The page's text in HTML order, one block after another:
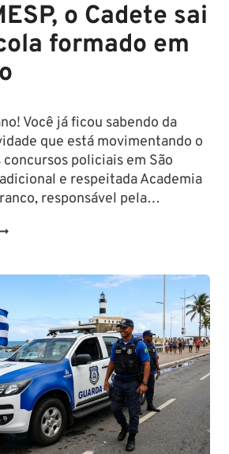
o Cadete sai
formado em
Você já ficou sabendo da
que está movimentando o
concursos policiais em São
e respeitada Academia
responsável pela…